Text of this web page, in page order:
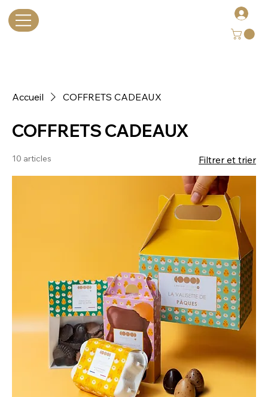
Accueil COFFRETS CADEAUX
COFFRETS CADEAUX
10 articles Filtrer et trier